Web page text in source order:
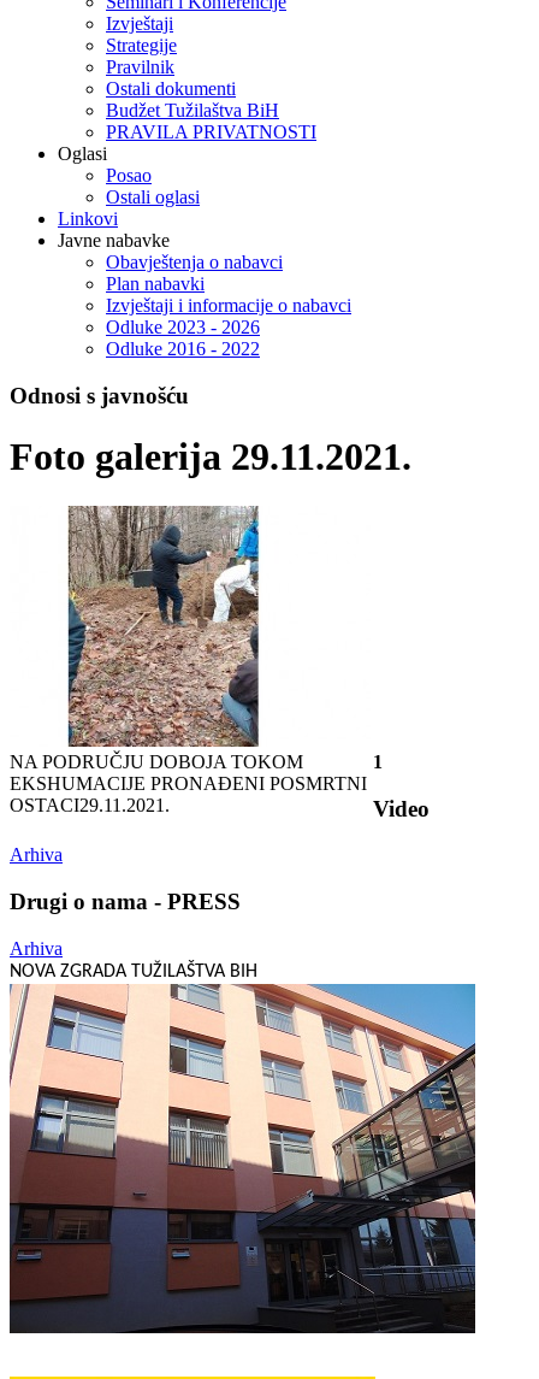
Izvještaji
Strategije
Pravilnik
Ostali dokumenti
Budžet Tužilaštva BiH
PRAVILA PRIVATNOSTI
Oglasi
Posao
Ostali oglasi
Linkovi
Javne nabavke
Obavještenja o nabavci
Plan nabavki
Izvještaji i informacije o nabavci
Odluke 2023 - 2026
Odluke 2016 - 2022
Odnosi s javnošću
Foto galerija 29.11.2021.
NA PODRUČJU DOBOJA TOKOM
EKSHUMACIJE PRONAĐENI POSMRTNI
OSTACI29.11.2021.
1
Video
Arhiva
Drugi o nama - PRESS
Arhiva
NOVA ZGRADA TUŽILAŠTVA BIH